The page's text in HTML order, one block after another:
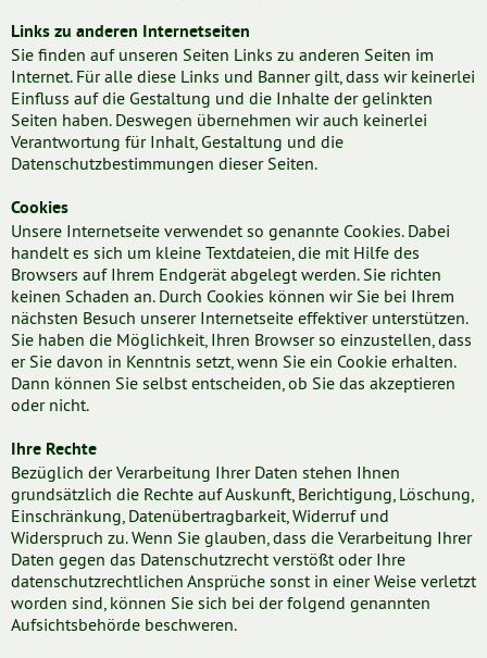
Links zu anderen Internetseiten
Sie finden auf unseren Seiten Links zu anderen Seiten im
Internet. Für alle diese Links und Banner gilt, dass wir keinerlei
Einfluss auf die Gestaltung und die Inhalte der gelinkten
Seiten haben. Deswegen übernehmen wir auch keinerlei
Verantwortung für Inhalt, Gestaltung und die
Datenschutzbestimmungen dieser Seiten.
Cookies
Unsere Internetseite verwendet so genannte Cookies. Dabei
handelt es sich um kleine Textdateien, die mit Hilfe des
Browsers auf Ihrem Endgerät abgelegt werden. Sie richten
keinen Schaden an. Durch Cookies können wir Sie bei Ihrem
nächsten Besuch unserer Internetseite effektiver unterstützen.
Sie haben die Möglichkeit, Ihren Browser so einzustellen, dass
er Sie davon in Kenntnis setzt, wenn Sie ein Cookie erhalten.
Dann können Sie selbst entscheiden, ob Sie das akzeptieren
oder nicht.
Ihre Rechte
Bezüglich der Verarbeitung Ihrer Daten stehen Ihnen
grundsätzlich die Rechte auf Auskunft, Berichtigung, Löschung,
Einschränkung, Datenübertragbarkeit, Widerruf und
Widerspruch zu. Wenn Sie glauben, dass die Verarbeitung Ihrer
Daten gegen das Datenschutzrecht verstößt oder Ihre
datenschutzrechtlichen Ansprüche sonst in einer Weise verletzt
worden sind, können Sie sich bei der folgend genannten
Aufsichtsbehörde beschweren.